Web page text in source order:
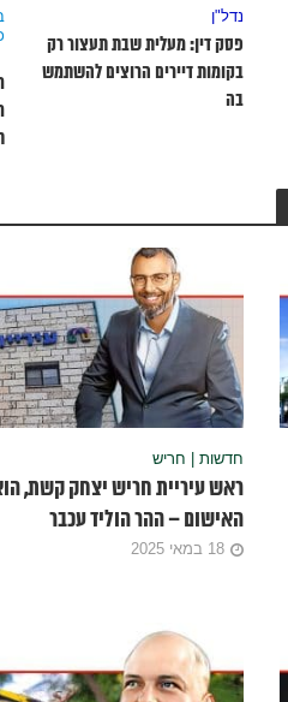
נדל"ן
פסק דין: מעלית שבת תעצור רק
בקומות דיירים הרוצים להשתמש
בה
חדשות | חריש
ראש עיריית חריש יצחק קשת,
האישום – ההר הוליד עכבר
18 במאי 2025